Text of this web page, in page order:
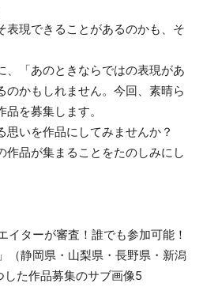
表現できることがあるのかも、そ
、「あのときならではの表現があ
のかもしれません。今回、素晴ら
を募集します。
思いを作品にしてみませんか？
作品が集まることをたのしみにし